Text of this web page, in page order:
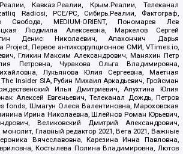
Кавказ.Реалии, Крым.Реалии, Телеканал
Radiosi, PCE/PC, Сибирь.Реалии, Фактограф,
Свобода, MEDIUM-ORIENT, Пономарев Лев
Людмила Алексеевна, Маркелов Сергей
Денис Николаевич, Апахончич Дарья
Project, Первое антикоррупционное СМИ, VTimes.io,
Гликин Максим Александрович, Маняхин Петр
Петровна, Чуракова Ольга Владимировна,
Лукьянова Юлия Сергеевна, Маетная
Insider SIA, Рубин Михаил Аркадьевич, Гройсман
Илья Дмитриевич, Апухтина Юлия
Алексей Евгеньевич, Телеканал Дождь, Петров
fonds, Шмагун Олеся Валентиновна, Мароховская
Ирина Николаевна, Шлейнов Роман Юрьевич,
Великовский Дмитрий Александрович,
Главный редактор 2021, Вега 2021, Важные
Вячеславовна, Карезина Инна Павловна,
Костылева Полина Владимировна, Лютов